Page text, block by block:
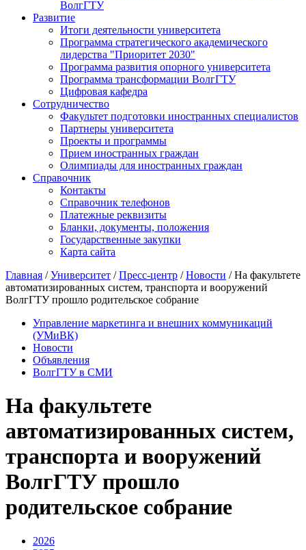
ВолгГТУ
Развитие
Итоги деятельности университета
Программа стратегического академического
лидерства "Приоритет 2030"
Программа развития опорного университета
Программа трансформации ВолгГТУ
Цифровая кафедра
Сотрудничество
Факультет подготовки иностранных специалистов
Партнеры университета
Проекты и программы
Прием иностранных граждан
Олимпиады для иностранных граждан
Справочник
Контакты
Справочник телефонов
Платежные реквизиты
Бланки, документы, положения
Государственные закупки
Карта сайта
Главная /Университет /Пресс-центр /Новости / На факультете
автоматизированных систем, транспорта и вооружений
ВолгГТУ прошло родительское собрание
Управление маркетинга и внешних коммуникаций
(УМиВК)
Новости
Объявления
ВолгГТУ в СМИ
На факультете
автоматизированных систем,
транспорта и вооружений
ВолгГТУ прошло
родительское собрание
2026